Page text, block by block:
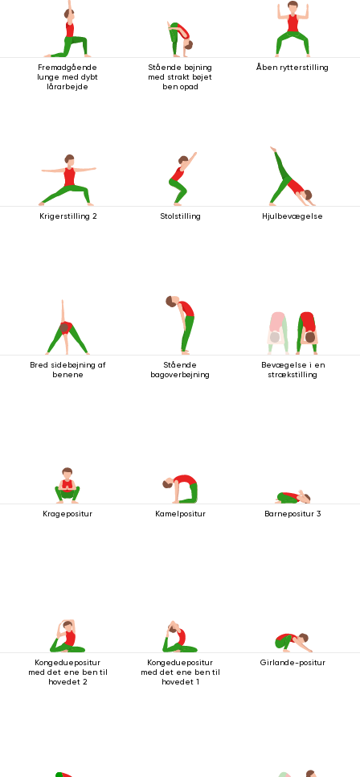
Fremadgående
lunge med dybt
lårarbejde
Stående bøjning
med strakt bøjet
ben opad
Åben rytterstilling
Krigerstilling 2 Stolstilling Hjulbevægelse
Bred sidebøjning af
benene
Stående
bagoverbøjning
Bevægelse i en
strækstilling
Kragepositur Kamelpositur Barnepositur 3
Kongeduepositur
med det ene ben til
hovedet 2
Kongeduepositur
med det ene ben til
hovedet 1
Girlande-positur